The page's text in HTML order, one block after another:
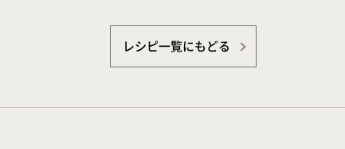
レシピ一覧にもどる